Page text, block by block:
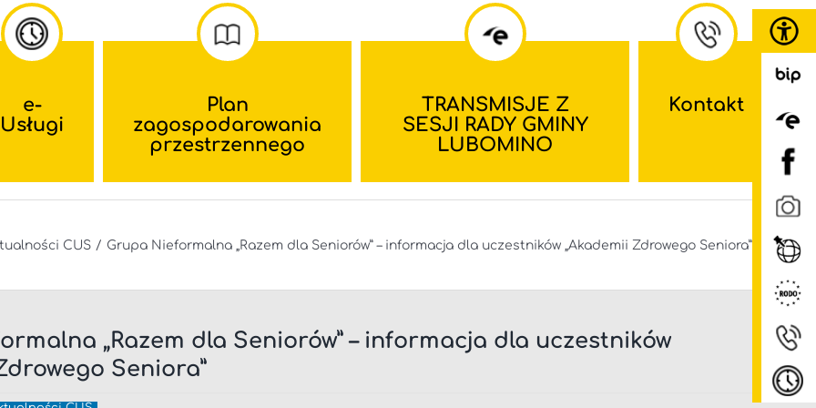
e-
Usługi
Plan
zagospodarowania
przestrzennego
TRANSMISJE Z
SESJI RADY GMINY
LUBOMINO
Kontakt
CUS Grupa Nieformalna „Razem dla Seniorów” – informacja dla uczestników „Akademii Zdrowego Seniora”
„Razem dla Seniorów” – informacja dla uczestników
Seniora”